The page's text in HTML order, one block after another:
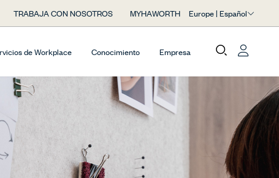
TRABAJA CON NOSOTROS MYHAWORTH Europe | Español
de Workplace Conocimiento Empresa